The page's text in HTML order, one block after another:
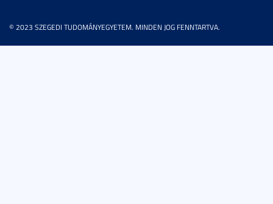
© 2023 SZEGEDI TUDOMÁNYEGYETEM. MINDEN JOG FENNTARTVA.